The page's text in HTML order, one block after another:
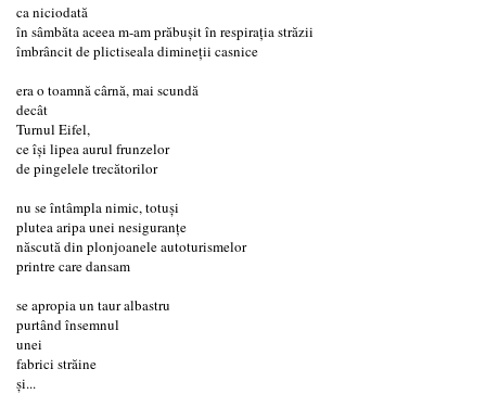
ca niciodată
în sâmbăta aceea m-am prăbuşit în respiraţia străzii
îmbrâncit de plictiseala dimineţii casnice
era o toamnă cârnă, mai scundă
decât
Turnul Eifel,
ce îşi lipea aurul frunzelor
de pingelele trecătorilor
nu se întâmpla nimic, totuşi
plutea aripa unei nesiguranţe
născută din plonjoanele autoturismelor
printre care dansam
se apropia un taur albastru
purtând însemnul
unei
fabrici străine
şi...